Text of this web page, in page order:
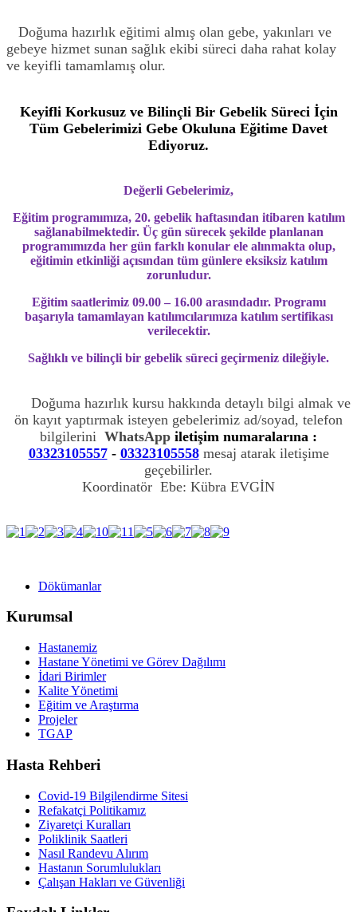
Doğuma hazırlık eğitimi almış olan gebe, yakınları ve
gebeye hizmet sunan sağlık ekibi süreci daha rahat kolay
ve keyifli tamamlamış olur.
Keyifli Korkusuz ve Bilinçli Bir Gebelik Süreci İçin
Tüm Gebelerimizi Gebe Okuluna Eğitime Davet
Ediyoruz.
Değerli Gebelerimiz,
Eğitim programımıza, 20. gebelik haftasından itibaren katılım
sağlanabilmektedir. Üç gün sürecek şekilde planlanan
programımızda her gün farklı konular ele alınmakta olup,
eğitimin etkinliği açısından tüm günlere eksiksiz katılım
zorunludur.
Eğitim saatlerimiz 09.00 – 16.00 arasındadır. Programı
başarıyla tamamlayan katılımcılarımıza katılım sertifikası
verilecektir.
Sağlıklı ve bilinçli bir gebelik süreci geçirmeniz dileğiyle.
Doğuma hazırlık kursu hakkında detaylı bilgi almak ve
ön kayıt yaptırmak isteyen gebelerimiz ad/soyad, telefon
bilgilerini WhatsApp iletişim numaralarına :
03323105557- 03323105558mesaj atarak iletişime
geçebilirler.
Koordinatör Ebe: Kübra EVGİN
Dökümanlar
Kurumsal
Hastanemiz
Hastane Yönetimi ve Görev Dağılımı
İdari Birimler
Kalite Yönetimi
Eğitim ve Araştırma
Projeler
TGAP
Hasta Rehberi
Covid-19 Bilgilendirme Sitesi
Refakatçi Politikamız
Ziyaretçi Kuralları
Poliklinik Saatleri
Nasıl Randevu Alırım
Hastanın Sorumlulukları
Çalışan Hakları ve Güvenliği